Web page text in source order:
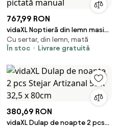
767,99 RON
vidaXL Noptieră din lemn masiv
de mango, turcoaz, pictată
manual
Cu sertar, din lemn, mată
În stoc
Livrare gratuită
380,69 RON
vidaXL Dulap de noapte 2 pcs